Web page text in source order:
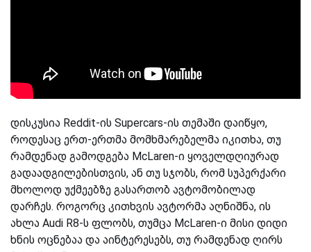
დისკუსია Reddit-ის Supercars-ის თემაში დაიწყო,
როდესაც ერთ-ერთმა მომხმარებელმა იკითხა, თუ
რამდენად გამოდგება McLaren-ი ყოველდღიურად
გადაადგილებისთვის, ან თუ სჯობს, რომ სუპერქარი
მხოლოდ უქმეებზე გასართობ ავტომობილად
დარჩეს. როგორც კითხვის ავტორმა აღნიშნა, ის
ახლა Audi R8-ს ფლობს, თუმცა McLaren-ი მისი დიდი
ხნის ოცნებაა და აინტერესებს, თუ რამდენად ღირს